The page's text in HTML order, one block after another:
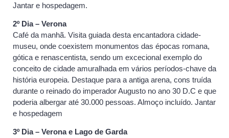
Jantar e hospedagem.
2º Dia – Verona
Café da manhã. Visita guiada desta encantadora cidade-
museu, onde coexistem monumentos das épocas romana,
gótica e renascentista, sendo um excecional exemplo do
conceito de cidade amuralhada em vários períodos-chave da
história europeia. Destaque para a antiga arena, cons truída
durante o reinado do imperador Augusto no ano 30 D.C e que
poderia albergar até 30.000 pessoas. Almoço incluído. Jantar
e hospedagem
3º Dia – Verona e Lago de Garda